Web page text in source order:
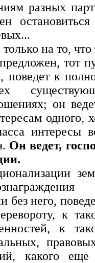
разных
на то, что
тот
поведет к
он
одного,
интересы
Он ведет,
него,
к
к
какого